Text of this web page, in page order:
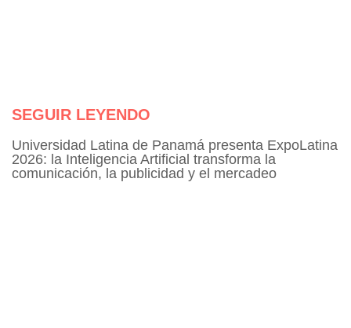
SEGUIR LEYENDO
Universidad Latina de Panamá presenta ExpoLatina
2026: la Inteligencia Artificial transforma la
comunicación, la publicidad y el mercadeo